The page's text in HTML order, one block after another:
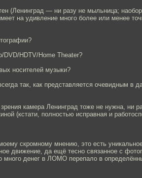
(Ленинград — ни разу не мыльница;
на удивление много более или менее
HDTV/Home Theater?
носителей музыки?
так, как представляется очевидным в
камера Ленинград тоже не нужна, ни
(кстати, полностью исправная и
скромному мнению, это есть
движение, да ещё тесно связанное с
много денег в ЛОМО перепало в